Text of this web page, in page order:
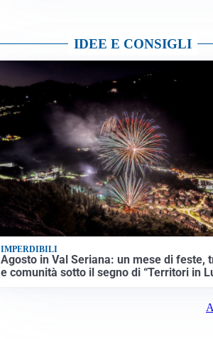
IDEE E CONSIGLI
IMPERDIBILI
Agosto in Val Seriana: un mese di feste,
e comunità sotto il segno di “Territori in